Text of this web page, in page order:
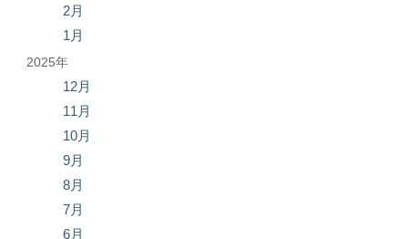
2月
1月
2025年
12月
11月
10月
9月
8月
7月
6月